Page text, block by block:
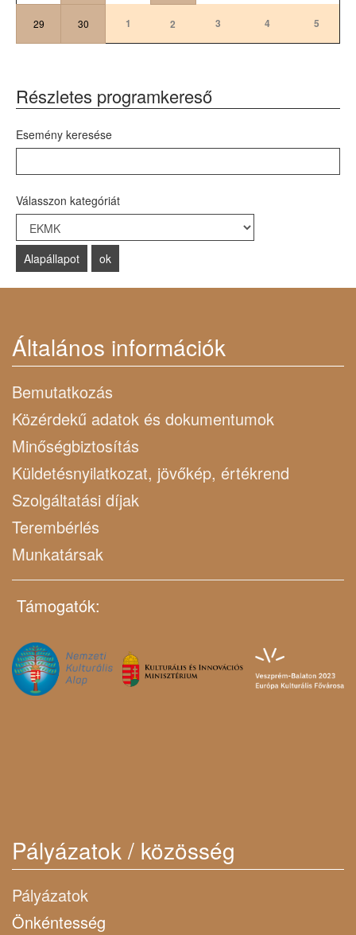
29 30 1 2 3 4 5
Részletes programkereső
Esemény keresése
Válasszon kategóriát
Select a Category to filter list
Általános információk
Bemutatkozás
Közérdekű adatok és dokumentumok
Minőségbiztosítás
Küldetésnyilatkozat, jövőkép, értékrend
Szolgáltatási díjak
Terembérlés
Munkatársak
Támogatók:
Pályázatok / közösség
Pályázatok
Önkéntesség